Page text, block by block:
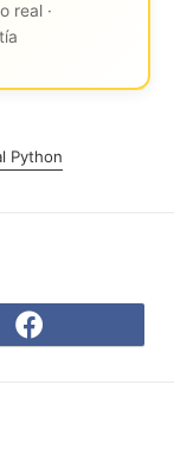
real ·
Python
en